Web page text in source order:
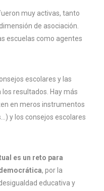
muy activas, tanto
de asociación.
escuelas como agentes
escolares y las
resultados. Hay más
en meros instrumentos
y los consejos escolares
es un reto para
, por la
educativa y